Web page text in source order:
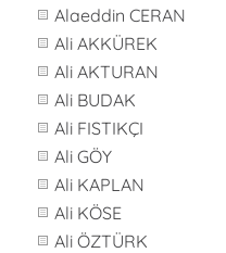
Alaeddin CERAN
Ali AKKÜREK
Ali AKTURAN
Ali BUDAK
Ali FISTIKÇI
Ali GÖY
Ali KAPLAN
Ali KÖSE
Ali ÖZTÜRK